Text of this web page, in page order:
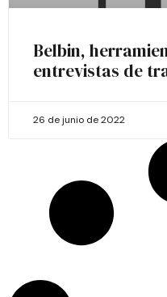
Belbin,
entrevistas de
26 de junio de 2022